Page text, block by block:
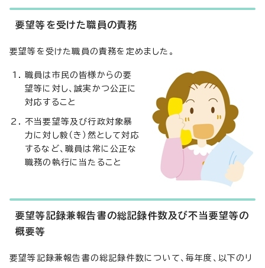
要望等を受けた職員の責務
要望等を受けた職員の責務を定めました。
職員は市民の皆様からの要
望等に対し、誠実かつ公正に
対応すること
不当要望等及び行政対象暴
力に対し毅（き）然として対応
するなど、職員は常に公正な
職務の執行に当たること
要望等記録兼報告書の総記録件数及び不当要望等の
概要等
要望等記録兼報告書の総記録件数について、毎年度、以下のリ